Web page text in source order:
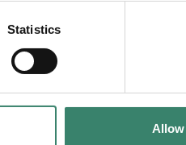
Statistics
Allow